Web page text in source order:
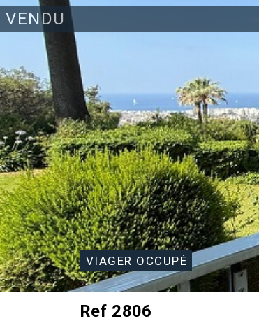
VENDU
VIAGER OCCUPÉ
Ref 2806